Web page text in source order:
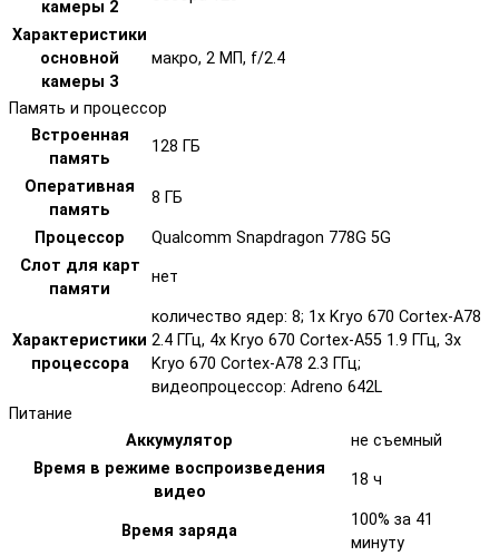
камеры 2
Характеристики
основной
камеры 3
макро, 2 МП, f/2.4
Память и процессор
Встроенная
память
128 ГБ
Оперативная
память
8 ГБ
Процессор
Qualcomm Snapdragon 778G 5G
Слот для карт
памяти
нет
Характеристики
процессора
количество ядер: 8; 1x Kryo 670 Cortex-A78
2.4 ГГц, 4x Kryo 670 Cortex-A55 1.9 ГГц, 3x
Kryo 670 Cortex-A78 2.3 ГГц;
видеопроцессор: Adreno 642L
Питание
Аккумулятор
не съемный
Время в режиме воспроизведения
видео
18 ч
Время заряда
100% за 41
минуту